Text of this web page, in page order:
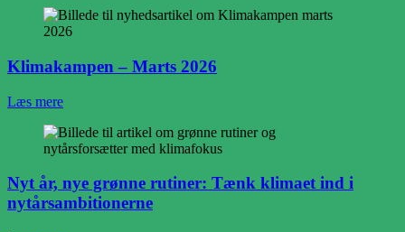
Klimakampen – Marts 2026
Læs mere
Nyt år, nye grønne rutiner: Tænk klimaet ind i
nytårsambitionerne